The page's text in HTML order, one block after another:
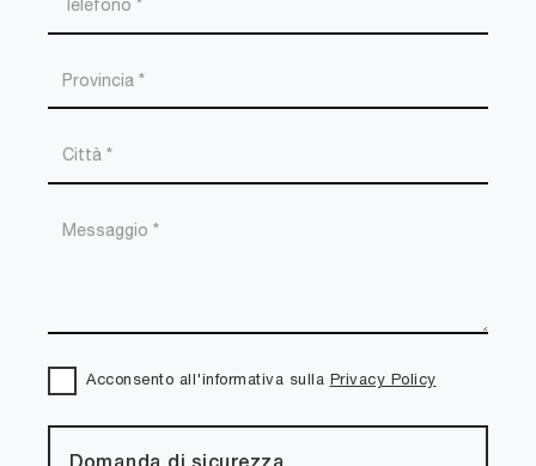
Acconsento all'informativa sulla Privacy Policy